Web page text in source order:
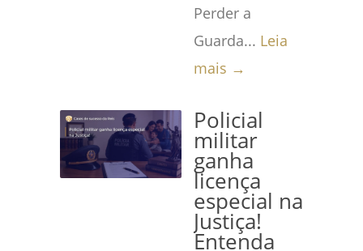
Perder a
Guarda... Leia
mais →
Policial
militar
ganha
licença
especial na
Justiça!
Entenda